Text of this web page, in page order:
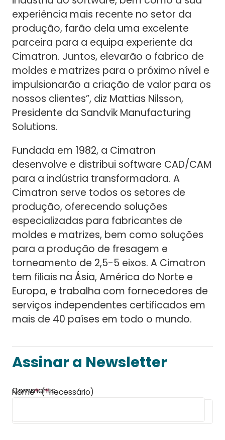
experiência mais recente no setor da
produção, farão dela uma excelente
parceira para a equipa experiente da
Cimatron. Juntos, elevarão o fabrico de
moldes e matrizes para o próximo nível e
impulsionarão a criação de valor para os
nossos clientes”, diz Mattias Nilsson,
Presidente da Sandvik Manufacturing
Solutions.
Fundada em 1982, a Cimatron
desenvolve e distribui software CAD/CAM
para a indústria transformadora. A
Cimatron serve todos os setores de
produção, oferecendo soluções
especializadas para fabricantes de
moldes e matrizes, bem como soluções
para a produção de fresagem e
torneamento de 2,5-5 eixos. A Cimatron
tem filiais na Ásia, América do Norte e
Europa, e trabalha com fornecedores de
serviços independentes certificados em
mais de 40 países em todo o mundo.
Assinar a Newsletter
Comments
Nome*(*necessário)